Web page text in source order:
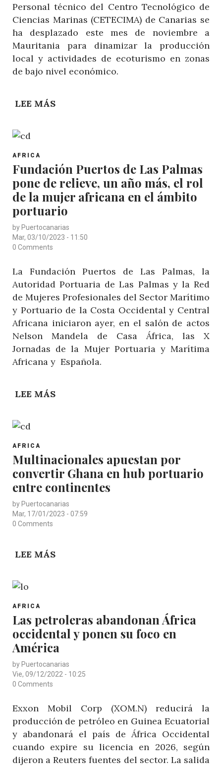
EL
SECTOR
PESQUERO
EN
MAURITANIA
Personal técnico del Centro Tecnológico de
Ciencias Marinas (CETECIMA) de Canarias se
ha desplazado este mes de noviembre a
Mauritania para dinamizar la producción
local y actividades de ecoturismo en zonas
de bajo nivel económico.
LEE MÁS
REACTIVAR
LA
PRODUCCIÓN
LOCAL
EL
ZONAS
RURALES
POST
AFRICA
Fundación Puertos de Las Palmas
pone de relieve, un año más, el rol
de la mujer africana en el ámbito
portuario
by Puertocanarias
Mar, 03/10/2023 - 11:50
0 Comments
La Fundación Puertos de Las Palmas, la
Autoridad Portuaria de Las Palmas y la Red
de Mujeres Profesionales del Sector Marítimo
y Portuario de la Costa Occidental y Central
Africana iniciaron ayer, en el salón de actos
Nelson Mandela de Casa África, las X
Jornadas de la Mujer Portuaria y Marítima
Africana y Española.
LEE MÁS
PALMAS
PONE
DE
UN
AFRICANA
EN
EL
ÁMBITO
PORTUARIO
POST
AFRICA
Multinacionales apuestan por
convertir Ghana en hub portuario
entre continentes
by Puertocanarias
Mar, 17/01/2023 - 07:59
0 Comments
LEE MÁS
GHANA
EN
HUB
ENTRE
POST
AFRICA
Las petroleras abandonan África
occidental y ponen su foco en
América
by Puertocanarias
Vie, 09/12/2022 - 10:25
0 Comments
Exxon Mobil Corp (XOM.N) reducirá la
producción de petróleo en Guinea Ecuatorial
y abandonará el país de África Occidental
cuando expire su licencia en 2026, según
dijeron a Reuters fuentes del sector. La salida